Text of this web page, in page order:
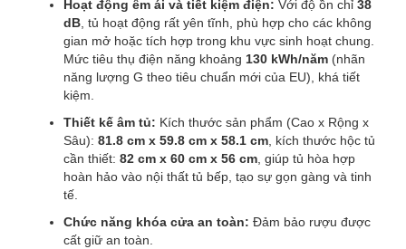
Hoạt động êm ái và tiết kiệm điện: Với độ ồn chỉ 38
dB , tủ hoạt động rất yên tĩnh, phù hợp cho các không
gian mở hoặc tích hợp trong khu vực sinh hoạt chung.
Mức tiêu thụ điện năng khoảng 130 kWh/năm (nhãn
năng lượng G theo tiêu chuẩn mới của EU), khá tiết
kiệm.
Thiết kế âm tủ: Kích thước sản phẩm (Cao x Rộng x
Sâu): 81.8 cm x 59.8 cm x 58.1 cm , kích thước hộc tủ
cần thiết: 82 cm x 60 cm x 56 cm , giúp tủ hòa hợp
hoàn hảo vào nội thất tủ bếp, tạo sự gọn gàng và tinh
tế.
Chức năng khóa cửa an toàn: Đảm bảo rượu được
cất giữ an toàn.